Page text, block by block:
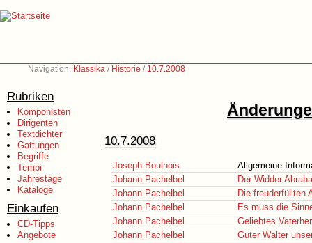
Navigation: Klassika / Historie / 10.7.2008
Rubriken
Komponisten
Dirigenten
Textdichter
Gattungen
Begriffe
Tempi
Jahrestage
Kataloge
Einkaufen
CD-Tipps
Angebote
10.7.2008
Joseph Boulnois
Allgemeine
Johann Pachelbel
Der Widder
Johann Pachelbel
Die freuderfüllten
Johann Pachelbel
Es muss die
Johann Pachelbel
Geliebtes
Johann Pachelbel
Guter Walter